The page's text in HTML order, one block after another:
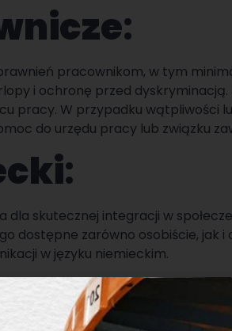
:
pracownikom, w tym
i ochronę przed
pracy. W przypadku wątpliwości
do urzędu pracy lub związku
:
skutecznej integracji w
dostępne zarówno osobiście, jak i
w języku niemieckim.
: